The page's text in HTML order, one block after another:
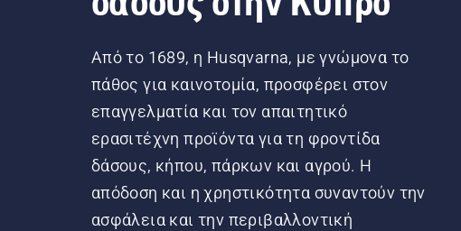
Από το 1689, η Husqvarna, με γνώμονα το
πάθος για καινοτομία, προσφέρει στον
επαγγελματία και τον απαιτητικό
ερασιτέχνη προϊόντα για τη φροντίδα
δάσους, κήπου, πάρκων και αγρού. Η
απόδοση και η χρηστικότητα συναντούν την
ασφάλεια και την περιβαλλοντική